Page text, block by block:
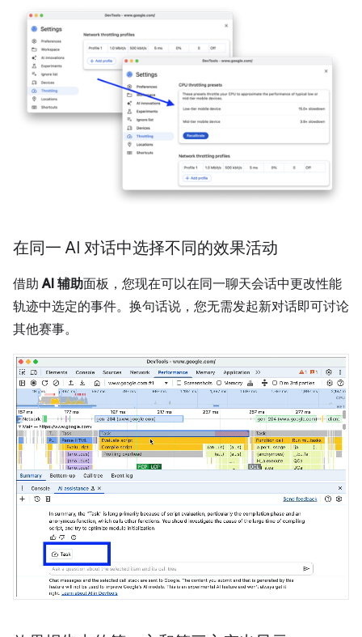
在同一 AI 对话中选择不同的效果活动
借助AI 辅助面板，您现在可以在同一聊天会话中更改性能
轨迹中选定的事件。换句话说，您无需发起新对话即可讨论
其他赛事。